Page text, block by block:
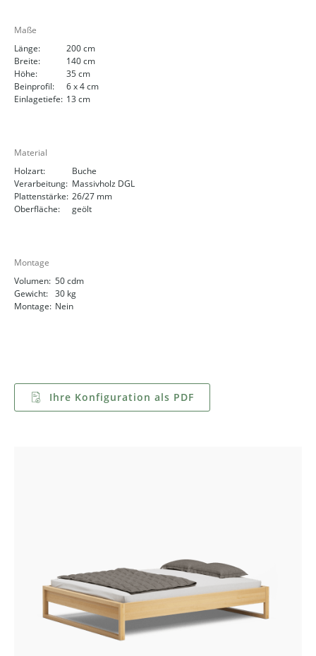
Maße
Länge:
200 cm
Breite:
140 cm
Höhe:
35 cm
Beinprofil:
6 x 4 cm
Einlagetiefe: 13 cm
Material
Holzart:
Buche
Verarbeitung: Massivholz DGL
Plattenstärke: 26/27 mm
Oberfläche:
geölt
Montage
Volumen: 50 cdm
Gewicht: 30 kg
Montage: Nein
Ihre Konfiguration als PDF